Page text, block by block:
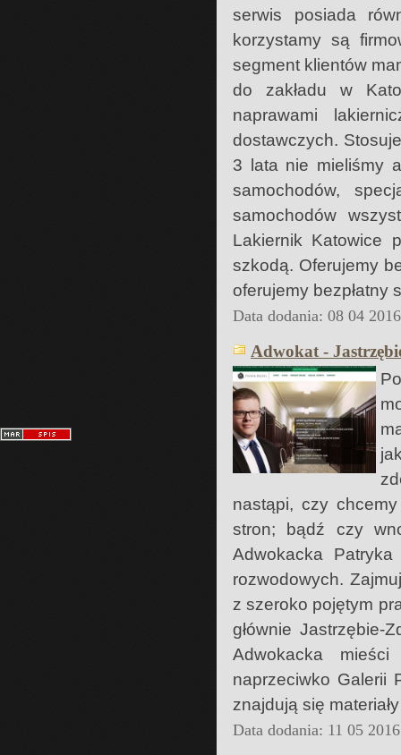
serwis posiada
korzystamy są
segment klientów
do zakładu w
naprawami
dostawczych.
3 lata nie mieliśmy
samochodów,
samochodów
Lakiernik Katowice
szkodą. Oferujemy
oferujemy bezpłatny
Data dodania: 08 04
Adwokat -
nastąpi, czy
stron; bądź czy
Adwokacka
rozwodowych.
z szeroko pojętym
głównie Jastrzębie-
Adwokacka
naprzeciwko Galerii
znajdują się
Data dodania: 11 05